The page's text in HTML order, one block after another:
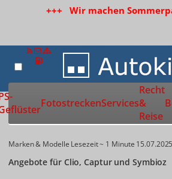
+++ Wir machen
Zur Startseite
FotostreckenServices
Recht
&
Reise
Marken & Modelle Lesezeit ~ 1 Minute 15.07.2025
Angebote für Clio, Captur und Symbioz